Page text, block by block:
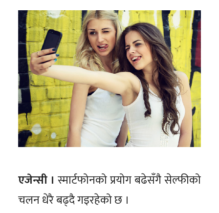
एजेन्सी । स्मार्टफोनको प्रयोग बढेसँगै सेल्फीको
चलन धेरै बढ्दै गइरहेको छ ।